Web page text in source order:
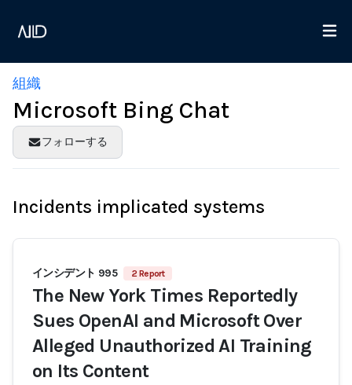
組織
Microsoft Bing Chat
フォローする
Incidents implicated systems
インシデント 995 2 Report
The New York Times Reportedly
Sues OpenAI and Microsoft Over
Alleged Unauthorized AI Training
on Its Content